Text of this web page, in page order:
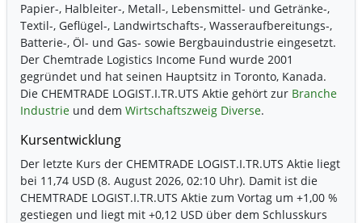
Papier-, Halbleiter-, Metall-, Lebensmittel- und Getränke-,
Textil-, Geflügel-, Landwirtschafts-, Wasseraufbereitungs-,
Batterie-, Öl- und Gas- sowie Bergbauindustrie eingesetzt.
Der Chemtrade Logistics Income Fund wurde 2001
gegründet und hat seinen Hauptsitz in Toronto, Kanada.
Die CHEMTRADE LOGIST.I.TR.UTS Aktie gehört zur Branche
Industrie und dem Wirtschaftszweig Diverse.
Kursentwicklung
Der letzte Kurs der CHEMTRADE LOGIST.I.TR.UTS Aktie liegt
bei 11,74 USD (8. August 2026, 02:10 Uhr). Damit ist die
CHEMTRADE LOGIST.I.TR.UTS Aktie zum Vortag um +1,00 %
gestiegen und liegt mit +0,12 USD über dem Schlusskurs